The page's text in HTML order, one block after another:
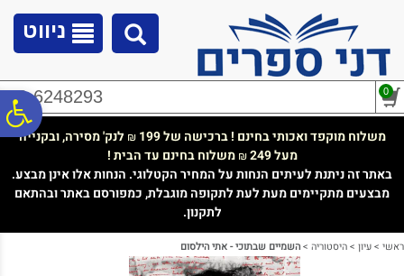
נגישות
ניווט
02-6248293 0
משלוח מוקפד ואכותי בחינם ! ברכישה של 199 ₪ לנק' מסירה, ובקנייה
מעל 249
₪משלוח בחינם עד הבית !
באתר זה ניתנת לעיתים הנחות על המחיר הקטלוגי. הנחות אלו אינן מבצע.
מבצעים מתקיימים מעת לעת לתקופה מוגבלת, כמפורסם באתר ובהתאם
לתקנון.
ראשי >עיון >היסטוריה >השמיים שבתוכי - אתי הילסום